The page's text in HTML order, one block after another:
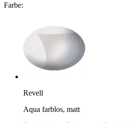
Farbe:
Revell
Aqua farblos, matt